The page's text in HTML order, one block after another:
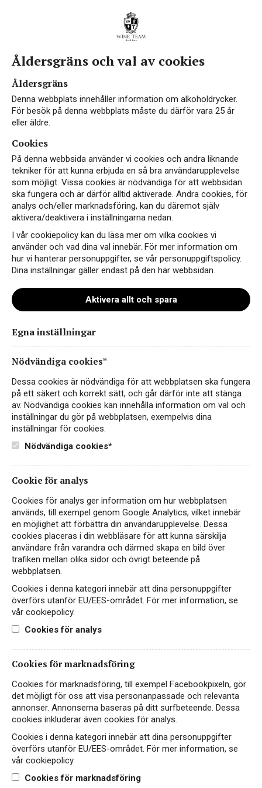
Il Barone Organic Rosé
ROSÉVIN
SPANIEN
Il Barone Organic Rosé – ett välbalanserat ekologiskt
rosévin från Spanien där kvalitet och pris är i harmoni.
Vinet är gjort på druvorna garnacha och tempranillo som är
klassiska rosévinsdruvor…
209 kr KÖP PÅ SYSTEMBOLAGET
Prisvärd Frisk och Fruktig
Ekologiskt Veganskt
Aperitif Fågel Fisk & skaldjur
Småplock Vegetariskt
Åldersgräns och val av cookies
Åldersgräns
Denna webbplats innehåller information om alkoholdrycker.
För besök på denna webbplats måste du därför vara 25 år
eller äldre.
Cookies
På denna webbsida använder vi cookies och andra liknande
tekniker för att kunna erbjuda en så bra användarupplevelse
som möjligt. Vissa cookies är nödvändiga för att webbsidan
ska fungera och är därför alltid aktiverade. Andra cookies, för
analys och/eller marknadsföring, kan du däremot själv
aktivera/deaktivera i inställningarna nedan.
I vår cookiepolicy kan du läsa mer om vilka cookies vi
använder och vad dina val innebär. För mer information om
hur vi hanterar personuppgifter, se vår personuppgiftspolicy.
Dina inställningar gäller endast på den här webbsidan.
Aktivera allt och spara
Egna inställningar
Nödvändiga cookies*
Dessa cookies är nödvändiga för att webbplatsen ska fungera
på ett säkert och korrekt sätt, och går därför inte att stänga
av. Nödvändiga cookies kan innehålla information om val och
inställningar du gör på webbplatsen, exempelvis dina
inställningar för cookies.
Nödvändiga cookies*
Cookie för analys
Cookies för analys ger information om hur webbplatsen
används, till exempel genom Google Analytics, vilket innebär
en möjlighet att förbättra din användarupplevelse. Dessa
cookies placeras i din webbläsare för att kunna särskilja
användare från varandra och därmed skapa en bild över
trafiken mellan olika sidor och övrigt beteende på
webbplatsen.
Cookies i denna kategori innebär att dina personuppgifter
överförs utanför EU/EES-området. För mer information, se
vår cookiepolicy.
Cookies för analys
Cookies för marknadsföring
Cookies för marknadsföring, till exempel Facebookpixeln, gör
det möjligt för oss att visa personanpassade och relevanta
annonser. Annonserna baseras på ditt surfbeteende. Dessa
cookies inkluderar även cookies för analys.
Cookies i denna kategori innebär att dina personuppgifter
överförs utanför EU/EES-området. För mer information, se
vår cookiepolicy.
Cookies för marknadsföring